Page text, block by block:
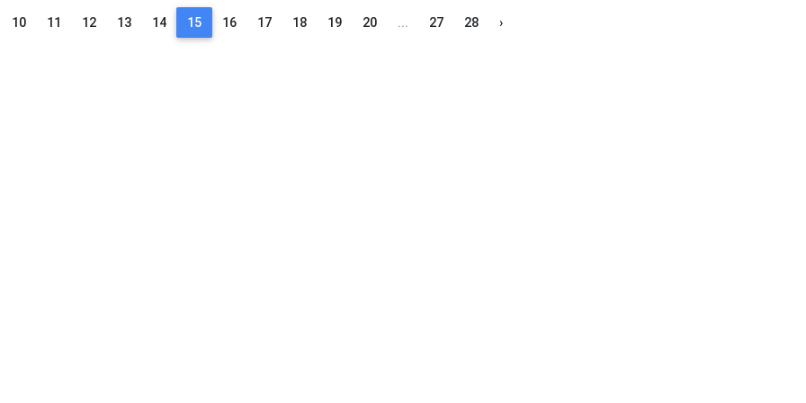
10 11 12 13 14 15 16 17 18 19 20 ... 27 28 ›